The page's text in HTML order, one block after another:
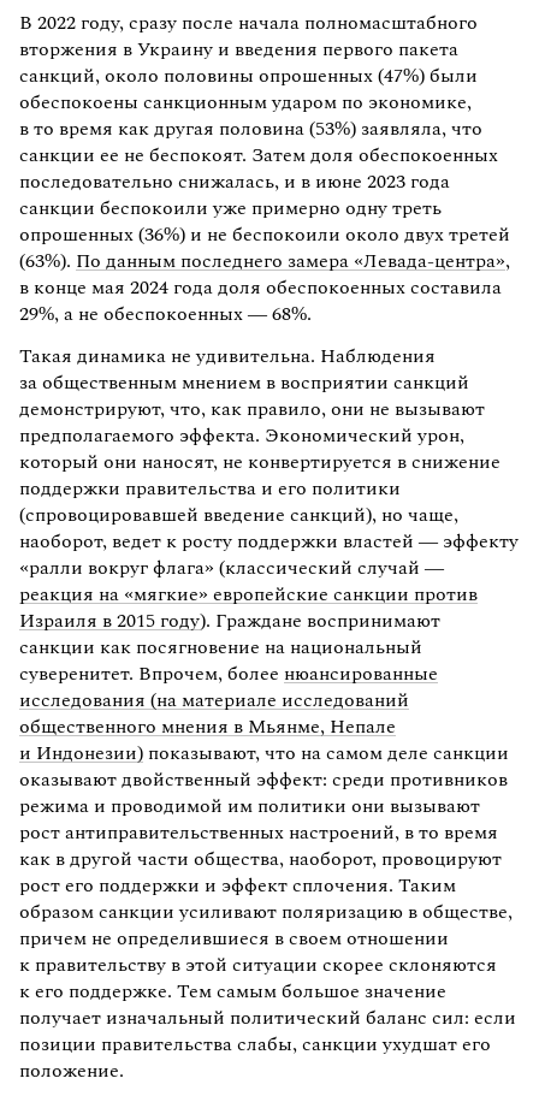
В 2022 году, сразу после начала полномасштабного
вторжения в Украину и введения первого пакета
санкций, около половины опрошенных (47%) были
обеспокоены санкционным ударом по экономике,
в то время как другая половина (53%) заявляла, что
санкции ее не беспокоят. Затем доля обеспокоенных
последовательно снижалась, и в июне 2023 года
санкции беспокоили уже примерно одну треть
опрошенных (36%) и не беспокоили около двух третей
(63%). По данным последнего замера «Левада-центра»,
в конце мая 2024 года доля обеспокоенных составила
29%, а не обеспокоенных — 68%.
Такая динамика не удивительна. Наблюдения
за общественным мнением в восприятии санкций
демонстрируют, что, как правило, они не вызывают
предполагаемого эффекта. Экономический урон,
который они наносят, не конвертируется в снижение
поддержки правительства и его политики
(спровоцировавшей введение санкций), но чаще,
наоборот, ведет к росту поддержки властей — эффекту
«ралли вокруг флага» (классический случай —
реакция на «мягкие» европейские санкции против
Израиля в 2015 году). Граждане воспринимают
санкции как посягновение на национальный
суверенитет. Впрочем, более нюансированные
исследования (на материале исследований
общественного мнения в Мьянме, Непале
и Индонезии) показывают, что на самом деле санкции
оказывают двойственный эффект: среди противников
режима и проводимой им политики они вызывают
рост антиправительственных настроений, в то время
как в другой части общества, наоборот, провоцируют
рост его поддержки и эффект сплочения. Таким
образом санкции усиливают поляризацию в обществе,
причем не определившиеся в своем отношении
к правительству в этой ситуации скорее склоняются
к его поддержке. Тем самым большое значение
получает изначальный политический баланс сил: если
позиции правительства слабы, санкции ухудшат его
положение.